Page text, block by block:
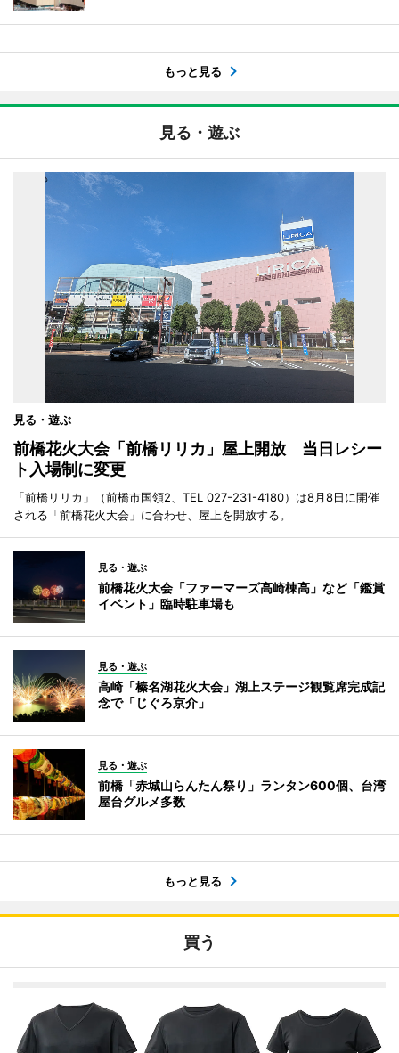
もっと見る
見る・遊ぶ
見る・遊ぶ
前橋花火大会「前橋リリカ」屋上開放 当日レシー
ト入場制に変更
「前橋リリカ」（前橋市国領2、TEL 027-231-4180）は8月8日に開催
される「前橋花火大会」に合わせ、屋上を開放する。
見る・遊ぶ
前橋花火大会「ファーマーズ高崎棟高」など「鑑賞
イベント」臨時駐車場も
見る・遊ぶ
高崎「榛名湖花火大会」湖上ステージ観覧席完成記
念で「じぐろ京介」
見る・遊ぶ
前橋「赤城山らんたん祭り」ランタン600個、台湾
屋台グルメ多数
もっと見る
買う